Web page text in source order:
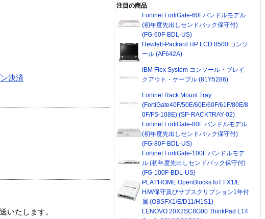
決済
いたします。
注目の商品
Fortinet FortiGate-60Fバンドルモデル
(初年度先出しセンドバック保守付)
(FG-60F-BDL-US)
Hewlett-Packard HP LCD 8500 コンソ
ール (AF642A)
IBM Flex System コンソール・ブレイ
クアウト・ケーブル (81Y5286)
Fortinet Rack Mount Tray
(FortiGate40F/50E/60E/60F/61F/80E/8
0F/FS-108E) (SP-RACKTRAY-02)
Fortinet FortiGate-80F バンドルモデル
(初年度先出しセンドバック保守付)
(FG-80F-BDL-US)
Fortinet FortiGate-100F バンドルモデ
ル (初年度先出しセンドバック保守付)
(FG-100F-BDL-US)
PLAT'HOME OpenBlocks IoT FX1/E
H/W保守及びサブスクリプション1年付
属 (OBSFX1/E/D11/H1S1)
LENOVO 20X2SC8G00 ThinkPad L14